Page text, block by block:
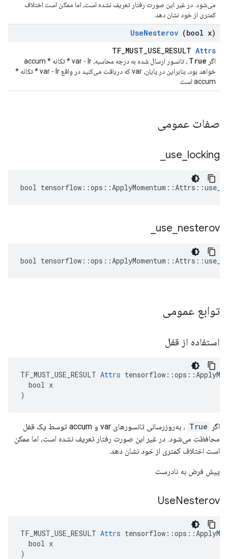
می‌شود. در غیر این صورت رفتار تعریف نشده است، اما ممکن است اختلاف
کمتری از خود نشان دهد.
UseNesterov (bool x)
TF_MUST_USE_RESULT Attrs
اگر True
، تانسور ارسال شده به درجه محاسبه، var - lr * تکانه * accum
خواهد بود، بنابراین در پایان، var که دریافت می‌کنید در واقع var - lr * تکانه *
accum است.
صفات عمومی
use locking
bool
use nesterov
bool
توابع عمومی
استفاده از قفل
TF_MUST_USE_RESULT Attrs
  bool x
)
اگر True
، به‌روزرسانی تانسورهای var و accum توسط یک قفل
محافظت می‌شود. در غیر این صورت رفتار تعریف نشده است، اما ممکن
است اختلاف کمتری از خود نشان دهد.
پیش فرض به نادرست
UseNesterov
TF_MUST_USE_RESULT Attrs
  bool x
)